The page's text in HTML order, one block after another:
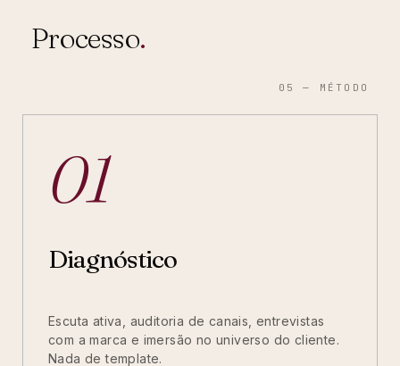
Processo.
05 — MÉTODO
01
Diagnóstico
Escuta ativa, auditoria de canais, entrevistas
com a marca e imersão no universo do cliente.
Nada de template.